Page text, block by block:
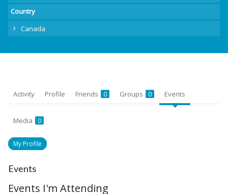
Country
Canada
Activity Profile Friends 0 Groups 0 Events
Media 0
My Profile
Events
Events I'm Attending